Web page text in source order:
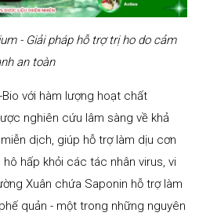
- Giải pháp hỗ trợ trị ho do cảm
an toàn
Bio với hàm lượng hoạt chất
nghiên cứu lâm sàng về khả
dịch, giúp hỗ trợ làm dịu cơn
hấp khỏi các tác nhân virus, vi
Xuân chứa Saponin hỗ trợ làm
quản - một trong những nguyên